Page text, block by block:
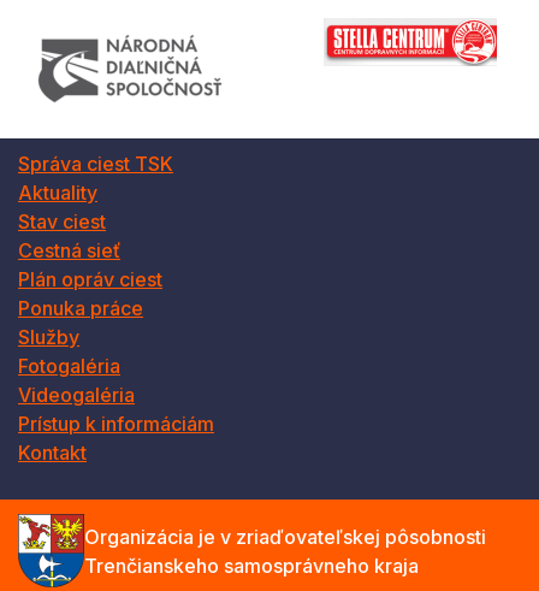
Správa ciest TSK
Aktuality
Stav ciest
Cestná sieť
Plán opráv ciest
Ponuka práce
Služby
Fotogaléria
Videogaléria
Prístup k informáciám
Kontakt
Organizácia je v zriaďovateľskej pôsobnosti
Trenčianskeho samosprávneho kraja